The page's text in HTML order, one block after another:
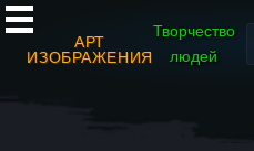
АРТ
ИЗОБРАЖЕНИЯ
Творчество
людей